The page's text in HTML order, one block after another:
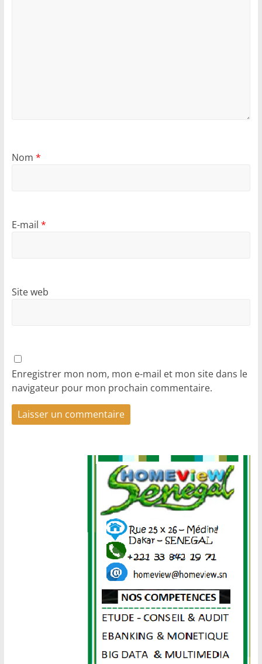
Nom *
E-mail *
Site web
Enregistrer mon nom, mon e-mail et mon site dans le
navigateur pour mon prochain commentaire.